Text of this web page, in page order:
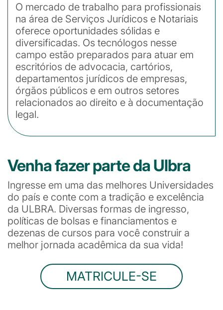
O mercado de trabalho para profissionais
na área de Serviços Jurídicos e Notariais
oferece oportunidades sólidas e
diversificadas. Os tecnólogos nesse
campo estão preparados para atuar em
escritórios de advocacia, cartórios,
departamentos jurídicos de empresas,
órgãos públicos e em outros setores
relacionados ao direito e à documentação
legal.
Venha fazer parte da Ulbra
Ingresse em uma das melhores Universidades
do país e conte com a tradição e excelência
da ULBRA. Diversas formas de ingresso,
políticas de bolsas e financiamentos e
dezenas de cursos para você construir a
melhor jornada acadêmica da sua vida!
MATRICULE-SE